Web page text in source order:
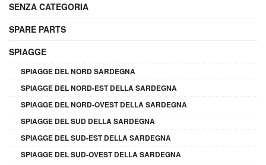
SENZA CATEGORIA
SPARE PARTS
SPIAGGE
SPIAGGE DEL NORD SARDEGNA
SPIAGGE DEL NORD-EST DELLA SARDEGNA
SPIAGGE DEL NORD-OVEST DELLA SARDEGNA
SPIAGGE DEL SUD DELLA SARDEGNA
SPIAGGE DEL SUD-EST DELLA SARDEGNA
SPIAGGE DEL SUD-OVEST DELLA SARDEGNA